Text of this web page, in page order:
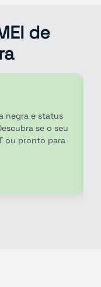
de
negra e status
se o seu
ou pronto para